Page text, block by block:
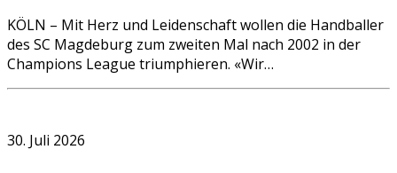
KÖLN – Mit Herz und Leidenschaft wollen die Handballer
des SC Magdeburg zum zweiten Mal nach 2002 in der
Champions League triumphieren. «Wir…
30. Juli 2026